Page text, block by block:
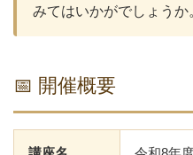
みてはいかがでしょうか
📅 開催概要